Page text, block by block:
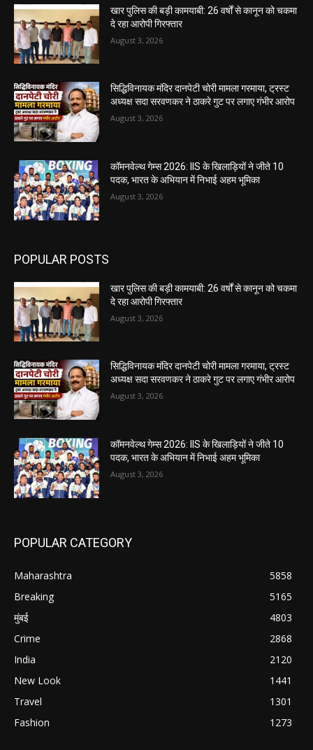
खार पुलिस की बड़ी कामयाबी: 26 वर्षों से कानून को चकमा
दे रहा आरोपी गिरफ्तार
August 3, 2026
सिद्धिविनायक मंदिर दानपेटी चोरी मामला गरमाया, ट्रस्ट
अध्यक्ष सदा सरवणकर ने ठाकरे गुट पर लगाए गंभीर आरोप
August 3, 2026
कॉमनवेल्थ गेम्स 2026: IIS के खिलाड़ियों ने जीते 10
पदक, भारत के अभियान में निभाई अहम भूमिका
August 3, 2026
POPULAR POSTS
खार पुलिस की बड़ी कामयाबी: 26 वर्षों से कानून को चकमा
दे रहा आरोपी गिरफ्तार
August 3, 2026
सिद्धिविनायक मंदिर दानपेटी चोरी मामला गरमाया, ट्रस्ट
अध्यक्ष सदा सरवणकर ने ठाकरे गुट पर लगाए गंभीर आरोप
August 3, 2026
कॉमनवेल्थ गेम्स 2026: IIS के खिलाड़ियों ने जीते 10
पदक, भारत के अभियान में निभाई अहम भूमिका
August 3, 2026
POPULAR CATEGORY
Maharashtra
5858
Breaking
5165
मुंबई
4803
Crime
2868
India
2120
New Look
1441
Travel
1301
Fashion
1273